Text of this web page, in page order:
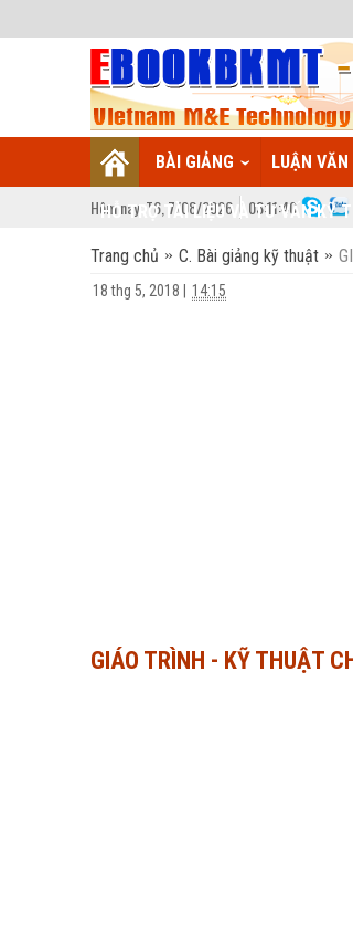
BÀI GIẢNG LUẬN VĂN
HỖ TRỢ TÀI LIỆU VÀ TƯ VẤN KỸ
Hôm nay: T6, 7/08/2026 03:11:41
Trang chủ C. Bài giảng kỹ thuật
18 thg 5, 2018 14:15
GIÁO TRÌNH - KỸ THUẬT